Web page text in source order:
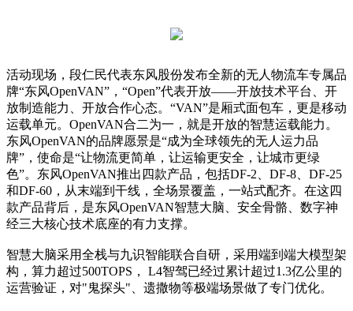
活动现场，段仁民代表东风股份发布全新的无人物流车专属品
牌“东风OpenVAN”，“Open”代表开放——开放技术平台、开
放制造能力、开放合作心态。“VAN”是厢式面包车，更是移动
运载单元。OpenVAN合二为一，就是开放的智慧运载能力。
东风OpenVAN的品牌愿景是“成为全球领先的无人运力品
牌”，使命是“让物流更简单，让运输更安全，让城市更绿
色”。东风OpenVAN推出四款产品，包括DF-2、DF-8、DF-25
和DF-60，从末端到干线，全场景覆盖，一站式配齐。在这四
款产品背后，是东风OpenVAN智慧大脑、安全骨骼、数字神
经三大核心技术底座的有力支撑。
智慧大脑采用全栈与九识智能联合自研，采用端到端大模型架
构，算力超过500TOPS， L4智驾已经过累计超过1.3亿公里的
运营验证，对"鬼探头"、遗撒物等极端场景做了专门优化。